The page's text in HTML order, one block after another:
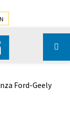
Ford-Geely